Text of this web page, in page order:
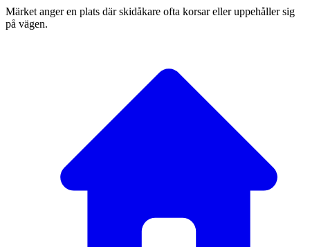
Märket anger en plats där skidåkare ofta korsar eller uppehåller sig
på vägen.